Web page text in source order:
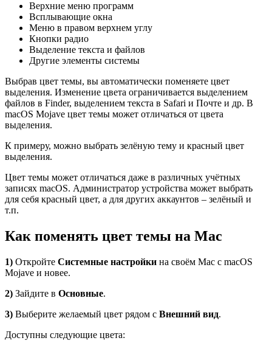
Верхние меню программ
Всплывающие окна
Меню в правом верхнем углу
Кнопки радио
Выделение текста и файлов
Другие элементы системы
Выбрав цвет темы, вы автоматически поменяете цвет
выделения. Изменение цвета ограничивается выделением
файлов в Finder, выделением текста в Safari и Почте и др. В
macOS Mojave цвет темы может отличаться от цвета
выделения.
К примеру, можно выбрать зелёную тему и красный цвет
выделения.
Цвет темы может отличаться даже в различных учётных
записях macOS. Администратор устройства может выбрать
для себя красный цвет, а для других аккаунтов – зелёный и
т.п.
Как поменять цвет темы на Mac
1) Откройте Системные настройки на своём Mac с macOS
Mojave и новее.
2) Зайдите в Основные.
3) Выберите желаемый цвет рядом с Внешний вид.
Доступны следующие цвета: